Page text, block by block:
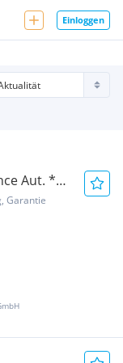
Einloggen
Aut. *7
Garantie